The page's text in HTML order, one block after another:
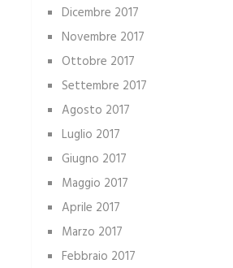
Dicembre 2017
Novembre 2017
Ottobre 2017
Settembre 2017
Agosto 2017
Luglio 2017
Giugno 2017
Maggio 2017
Aprile 2017
Marzo 2017
Febbraio 2017